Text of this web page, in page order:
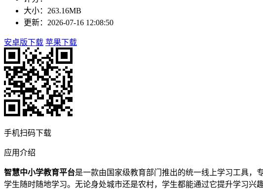
大小：263.16MB
更新：2026-07-16 12:08:50
安卓版下载 苹果下载
手机扫码下载
应用介绍
智慧中小学教育平台是一款由国家级教育部门推出的统一线上学习工具，
学生随时随地学习。无论身处城市还是农村，学生都能通过它提升学习兴